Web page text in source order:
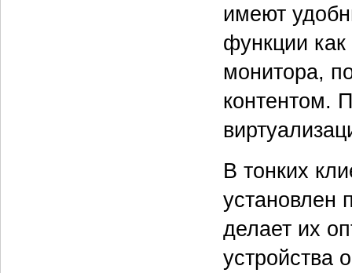
имеют
функции
монитора,
контентом.
В тонких
установлен
делает их
устройства